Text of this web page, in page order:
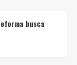
busca